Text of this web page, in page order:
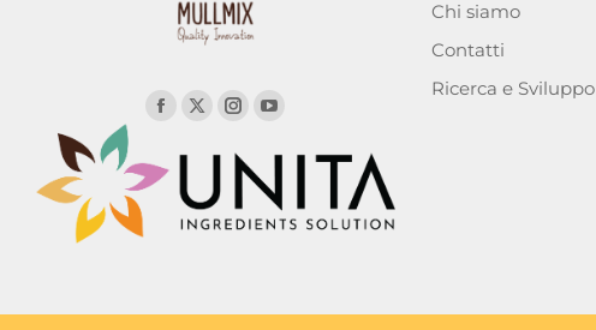
Chi siamo
Contatti
Ricerca e Sviluppo